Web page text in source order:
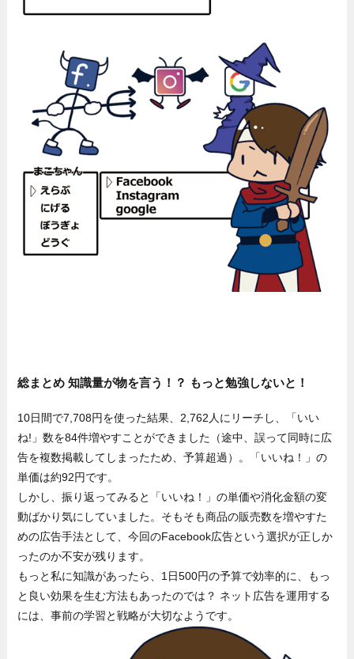
総まとめ 知識量が物を言う！？ もっと勉強しないと！
10日間で7,708円を使った結果、2,762人にリーチし、「いい
ね!」数を84件増やすことができました（途中、誤って同時に広
告を複数掲載してしまったため、予算超過）。「いいね！」の
単価は約92円です。
しかし、振り返ってみると「いいね！」の単価や消化金額の変
動ばかり気にしていました。そもそも商品の販売数を増やすた
めの広告手法として、今回のFacebook広告という選択が正しか
ったのか不安が残ります。
もっと私に知識があったら、1日500円の予算で効率的に、もっ
と良い効果を生む方法もあったのでは？ ネット広告を運用する
には、事前の学習と戦略が大切なようです。